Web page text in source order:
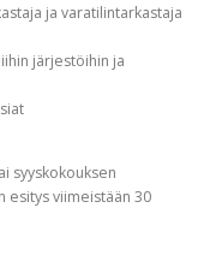
ja varatilintarkastaja
järjestöihin ja
syyskokouksen
esitys viimeistään 30